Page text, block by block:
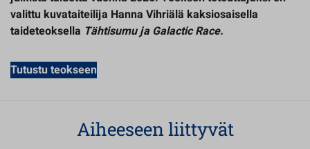
valittu kuvataiteilija Hanna Vihriälä kaksiosaisella
taideteoksella Tähtisumu ja Galactic Race.
Tutustu teokseen
Aiheeseen liittyvät